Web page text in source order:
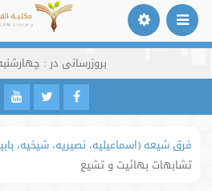
بروزرسانی در : چهارشنبه, 07 آبان
فرق شیعه (اسماعیلیه، نصیریه، شیخیه،
تشابهات بهائیت و تشیع